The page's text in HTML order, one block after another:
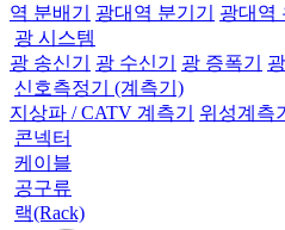
역 분배기
광대역 분기기
광대역
광 시스템
광 송신기
광 수신기 광 증폭기
신호측정기 (계측기)
지상파 / CATV 계측기
위성계측기
콘넥터
케이블
공구류
랙(Rack)